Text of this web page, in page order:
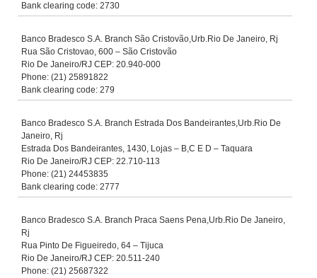
Bank clearing code: 2730
Banco Bradesco S.A. Branch São Cristovão,Urb.Rio De Janeiro, Rj
Rua São Cristovao, 600 – São Cristovão
Rio De Janeiro/RJ CEP: 20.940-000
Phone: (21) 25891822
Bank clearing code: 279
Banco Bradesco S.A. Branch Estrada Dos Bandeirantes,Urb.Rio De
Janeiro, Rj
Estrada Dos Bandeirantes, 1430, Lojas – B,C E D – Taquara
Rio De Janeiro/RJ CEP: 22.710-113
Phone: (21) 24453835
Bank clearing code: 2777
Banco Bradesco S.A. Branch Praca Saens Pena,Urb.Rio De Janeiro,
Rj
Rua Pinto De Figueiredo, 64 – Tijuca
Rio De Janeiro/RJ CEP: 20.511-240
Phone: (21) 25687322